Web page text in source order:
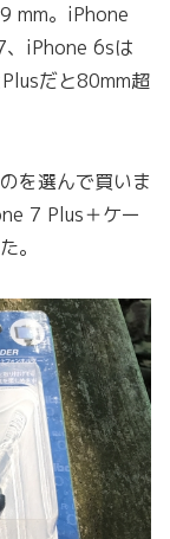
mm。iPhone
iPhone 6sは
だと80mm超
を選んで買いま
7 Plus＋ケー
。